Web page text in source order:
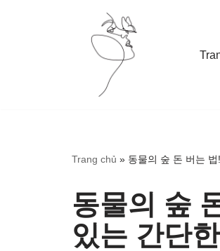
Trang chủ » 동물의 숲 돈 버는
동물의 숲
있는 간단